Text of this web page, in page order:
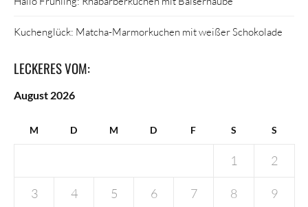
Kuchenglück: Matcha-Marmorkuchen mit weißer Schokolade
LECKERES VOM:
August 2026
M D M D F S S
1 2
3 4 5 6 7 8 9